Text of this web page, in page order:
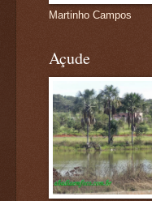
Martinho Campos
Açude